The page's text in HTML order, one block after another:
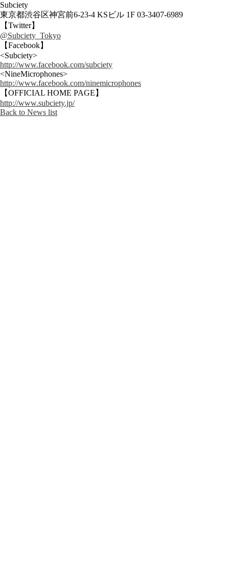
Subciety
東京都渋谷区神宮前6-23-4 KSビル 1F 03-3407-6989
【Twitter】
@Subciety_Tokyo
【Facebook】
<Subciety>
http://www.facebook.com/subciety
<NineMicrophones>
http://www.facebook.com/ninemicrophones
【OFFICIAL HOME PAGE】
http://www.subciety.jp/
Back to News list